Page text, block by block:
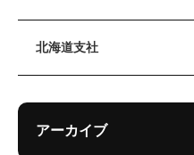
北海道支社
アーカイブ